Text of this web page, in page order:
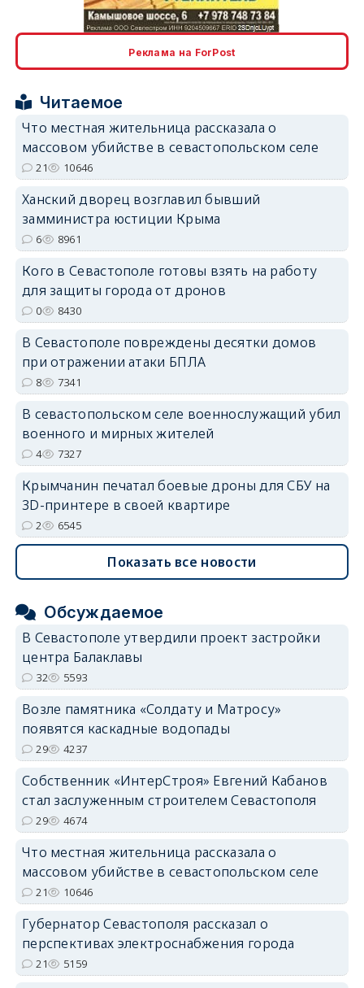
erid: 2SDnjcLUypt
erid: 2SDnjcrDNw6
erid: 2SDnjdPjgYS
erid: 2SDnjdvhGXG
Реклама на ForPost
Читаемое
Что местная жительница рассказала о
массовом убийстве в севастопольском селе
21 10646
Ханский дворец возглавил бывший
замминистра юстиции Крыма
6 8961
Кого в Севастополе готовы взять на работу
для защиты города от дронов
0 8430
В Севастополе повреждены десятки домов
при отражении атаки БПЛА
8 7341
В севастопольском селе военнослужащий убил
военного и мирных жителей
4 7327
Крымчанин печатал боевые дроны для СБУ на
3D-принтере в своей квартире
2 6545
Показать все новости
Обсуждаемое
В Севастополе утвердили проект застройки
центра Балаклавы
32 5593
Возле памятника «Солдату и Матросу»
появятся каскадные водопады
29 4237
Собственник «ИнтерСтроя» Евгений Кабанов
стал заслуженным строителем Севастополя
29 4674
Что местная жительница рассказала о
массовом убийстве в севастопольском селе
21 10646
Губернатор Севастополя рассказал о
перспективах электроснабжения города
21 5159